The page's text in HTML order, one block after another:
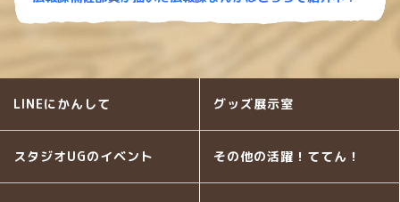
LINEにかんして グッズ展示室
スタジオUGのイベント その他の活躍！ててん！